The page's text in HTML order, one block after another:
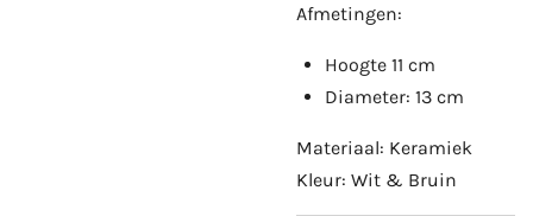
Afmetingen:
Hoogte 11 cm
Diameter: 13 cm
Materiaal: Keramiek
Kleur: Wit & Bruin